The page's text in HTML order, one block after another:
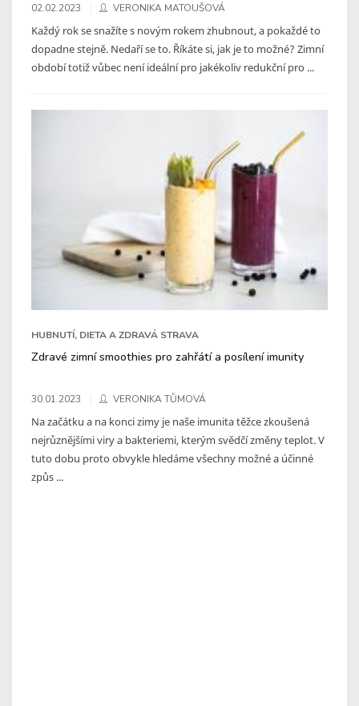
02.02.2023 VERONIKA MATOUŠOVÁ
Každý rok se snažíte s novým rokem zhubnout, a pokaždé to
dopadne stejně. Nedaří se to. Říkáte si, jak je to možné? Zimní
období totiž vůbec není ideální pro jakékoliv redukční pro ...
HUBNUTÍ, DIETA A ZDRAVÁ STRAVA
Zdravé zimní smoothies pro zahřátí a posílení imunity
30.01.2023 VERONIKA TŮMOVÁ
Na začátku a na konci zimy je naše imunita těžce zkoušená
nejrůznějšími viry a bakteriemi, kterým svědčí změny teplot. V
tuto dobu proto obvykle hledáme všechny možné a účinné
způs ...